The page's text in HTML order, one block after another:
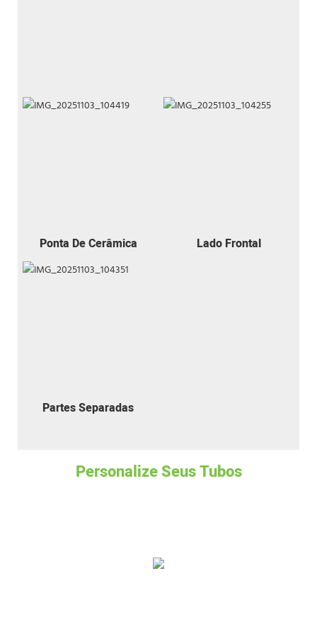
Ponta De Cerâmica Lado Frontal
Partes Separadas
Personalize Seus Tubos